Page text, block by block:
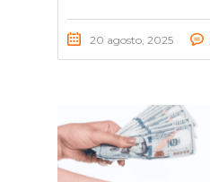
20 agosto, 2025